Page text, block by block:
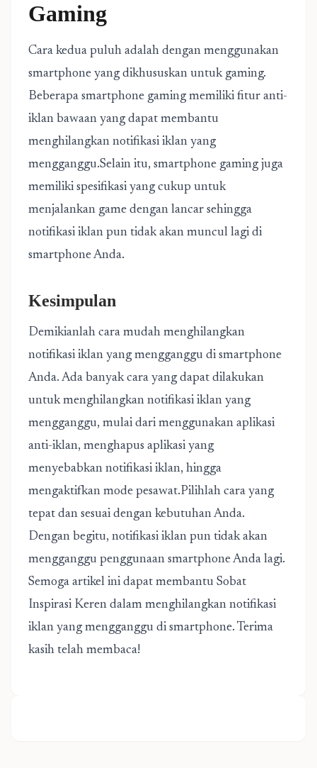
Gaming
Cara kedua puluh adalah dengan menggunakan
smartphone yang dikhususkan untuk gaming.
Beberapa smartphone gaming memiliki fitur anti-
iklan bawaan yang dapat membantu
menghilangkan notifikasi iklan yang
mengganggu.Selain itu, smartphone gaming juga
memiliki spesifikasi yang cukup untuk
menjalankan game dengan lancar sehingga
notifikasi iklan pun tidak akan muncul lagi di
smartphone Anda.
Kesimpulan
Demikianlah cara mudah menghilangkan
notifikasi iklan yang mengganggu di smartphone
Anda. Ada banyak cara yang dapat dilakukan
untuk menghilangkan notifikasi iklan yang
mengganggu, mulai dari menggunakan aplikasi
anti-iklan, menghapus aplikasi yang
menyebabkan notifikasi iklan, hingga
mengaktifkan mode pesawat.Pilihlah cara yang
tepat dan sesuai dengan kebutuhan Anda.
Dengan begitu, notifikasi iklan pun tidak akan
mengganggu penggunaan smartphone Anda lagi.
Semoga artikel ini dapat membantu Sobat
Inspirasi Keren dalam menghilangkan notifikasi
iklan yang mengganggu di smartphone. Terima
kasih telah membaca!